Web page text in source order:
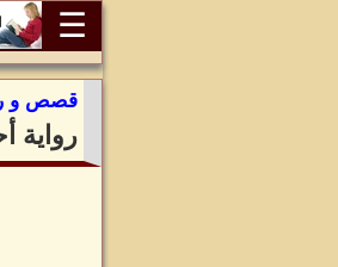
☰
قصص و
رواية